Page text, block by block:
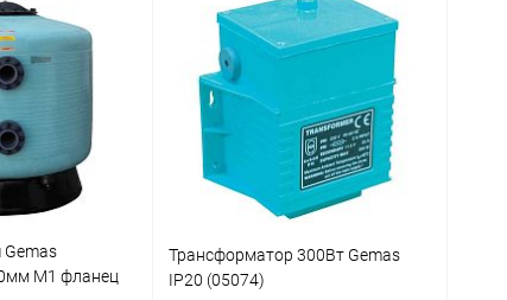
В избранное
К сравнению Под заказ
M1 фланец
Трансформатор 300Вт Gemas
IP20 (05074)